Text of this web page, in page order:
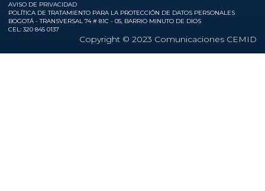
AVISO DE PRIVACIDAD
POLÍTICA DE TRATAMIENTO PARA LA PROTECCIÓN DE DATOS PERSONALES
BOGOTÁ - TRANSVERSAL 74 # 81C - 05, BARRIO MINUTO DE DIOS
CEL: 320 845 0137
Copyright © 2023 Comunicaciones CEMID